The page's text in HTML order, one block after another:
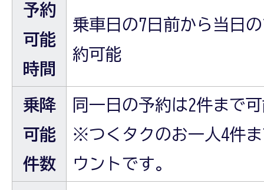
予約
可能
時間
乗車日の7日前から当日
約可能
乗降
可能
件数
同一日の予約は2件まで
※つくタクのお一人4件
ウントです。